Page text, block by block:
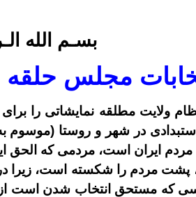
بسـم الله
مجلس حلقه
ولایت مطلقه نمایشاتی را
در شهر و روستا (موسوم
ایران است، مردمی که الحق
مردم را شکسته است، زیرا در
کسی که مستحق انتخاب شدن است